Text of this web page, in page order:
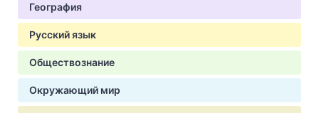
География
Русский язык
Обществознание
Окружающий мир